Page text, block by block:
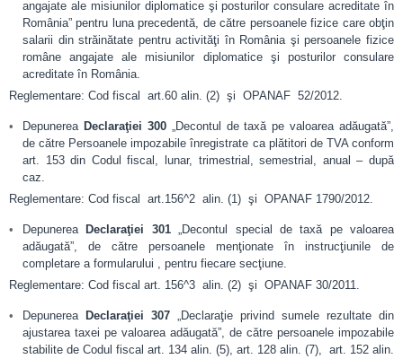
angajate ale misiunilor diplomatice şi posturilor consulare acreditate în
România” pentru luna precedentă, de către persoanele fizice care obţin
salarii din străinătate pentru activităţi în România şi persoanele fizice
române angajate ale misiunilor diplomatice şi posturilor consulare
acreditate în România.
Reglementare: Cod fiscal art.60 alin. (2) şi OPANAF 52/2012.
Depunerea Declaraţiei 300 „Decontul de taxă pe valoarea adăugată”,
de către Persoanele impozabile înregistrate ca plătitori de TVA conform
art. 153 din Codul fiscal, lunar, trimestrial, semestrial, anual – după
caz.
Reglementare: Cod fiscal art.156^2 alin. (1) şi OPANAF 1790/2012.
Depunerea Declaraţiei 301„Decontul special de taxă pe valoarea
adăugată”, de către persoanele menţionate în instrucţiunile de
completare a formularului , pentru fiecare secţiune.
Reglementare: Cod fiscal art. 156^3 alin. (2) şi OPANAF 30/2011.
Depunerea Declaraţiei 307 „Declaraţie privind sumele rezultate din
ajustarea taxei pe valoarea adăugată”, de către persoanele impozabile
stabilite de Codul fiscal art. 134 alin. (5), art. 128 alin. (7), art. 152 alin.